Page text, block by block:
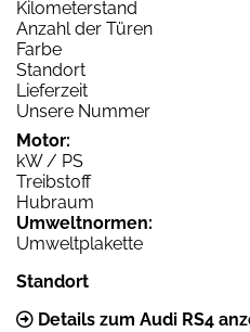
Kilometerstand
Anzahl der Türen
Farbe
Standort
Lieferzeit
Unsere Nummer
Motor:
kW / PS
Treibstoff
Hubraum
Umweltnormen:
Umweltplakette
Standort
Details zum Audi RS4